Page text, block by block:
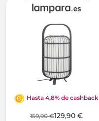
Hasta 4,8% de cashback
159,90 €129,90 €